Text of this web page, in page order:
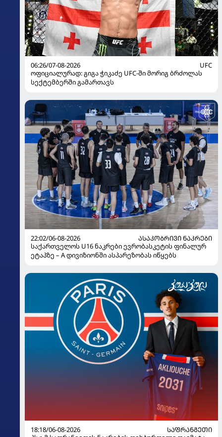
06:26/07-08-2026
UFC
ოფიციალურად: გიგა ჭიკაძე UFC-ში მორიგ ბრძოლას
სექტემბერში გამართავს
22:02/06-08-2026
ᲐᲡᲐᲙᲝᲑᲠᲘᲕᲘ ᲜᲐᲙᲠᲔᲑᲘ
საქართველოს U16 ნაკრები ევრობასკეტის ფინალურ
ეტაპზე – A დივიზიონში ასპარეზობას იწყებს
18:18/06-08-2026
ᲡᲐᲤᲠᲐᲜᲒᲔᲗᲘ